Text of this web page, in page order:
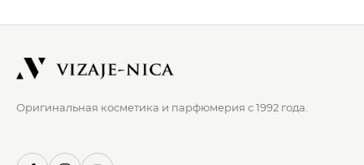
Оригинальная косметика и парфюмерия с 1992 года.